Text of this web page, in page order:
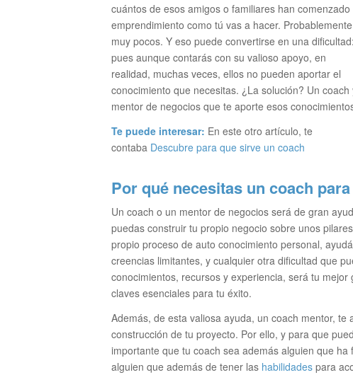
cuántos de esos amigos o familiares han comenzado
emprendimiento como tú vas a hacer. Probablemente
muy pocos. Y eso puede convertirse en una dificultad:
pues aunque contarás con su valioso apoyo, en
realidad, muchas veces, ellos no pueden aportar el
conocimiento que necesitas. ¿La solución? Un coach
mentor de negocios que te aporte esos
Te puede interesar: En este otro artículo, te
contaba Descubre para que sirve un coach
Por qué necesitas un coach
Un coach o un mentor de negocios será de gran
puedas construir tu propio negocio sobre unos
propio proceso de auto conocimiento personal,
creencias limitantes, y cualquier otra dificultad que
conocimientos, recursos y experiencia, será tu
claves esenciales para tu éxito.
Además, de esta valiosa ayuda, un coach mentor,
construcción de tu proyecto. Por ello, y para que
importante que tu coach sea además alguien que
alguien que además de tener las habilidades para